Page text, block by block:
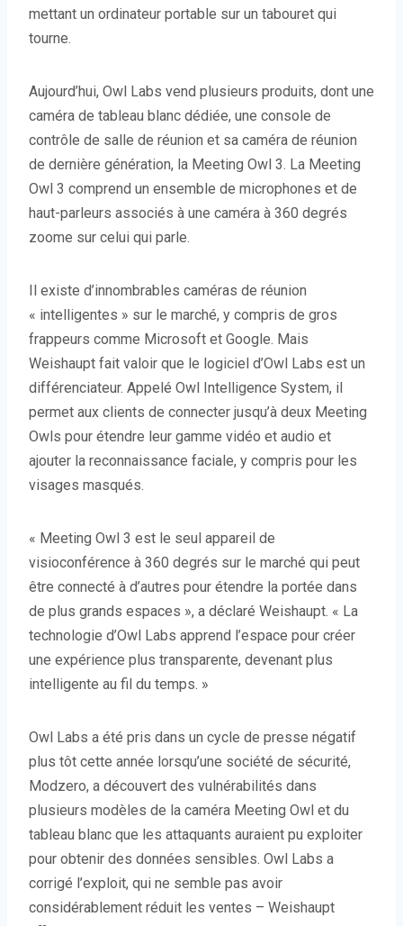
mettant un ordinateur portable sur un tabouret qui
tourne.
Aujourd’hui, Owl Labs vend plusieurs produits, dont une
caméra de tableau blanc dédiée, une console de
contrôle de salle de réunion et sa caméra de réunion
de dernière génération, la Meeting Owl 3. La Meeting
Owl 3 comprend un ensemble de microphones et de
haut-parleurs associés à une caméra à 360 degrés
zoome sur celui qui parle.
Il existe d’innombrables caméras de réunion
« intelligentes » sur le marché, y compris de gros
frappeurs comme Microsoft et Google. Mais
Weishaupt fait valoir que le logiciel d’Owl Labs est un
différenciateur. Appelé Owl Intelligence System, il
permet aux clients de connecter jusqu’à deux Meeting
Owls pour étendre leur gamme vidéo et audio et
ajouter la reconnaissance faciale, y compris pour les
visages masqués.
« Meeting Owl 3 est le seul appareil de
visioconférence à 360 degrés sur le marché qui peut
être connecté à d’autres pour étendre la portée dans
de plus grands espaces », a déclaré Weishaupt. « La
technologie d’Owl Labs apprend l’espace pour créer
une expérience plus transparente, devenant plus
intelligente au fil du temps. »
Owl Labs a été pris dans un cycle de presse négatif
plus tôt cette année lorsqu’une société de sécurité,
Modzero, a découvert des vulnérabilités dans
plusieurs modèles de la caméra Meeting Owl et du
tableau blanc que les attaquants auraient pu exploiter
pour obtenir des données sensibles. Owl Labs a
corrigé l’exploit, qui ne semble pas avoir
considérablement réduit les ventes – Weishaupt